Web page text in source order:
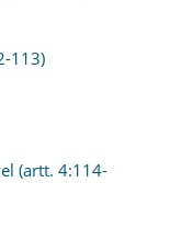
113)
(artt. 4:114-